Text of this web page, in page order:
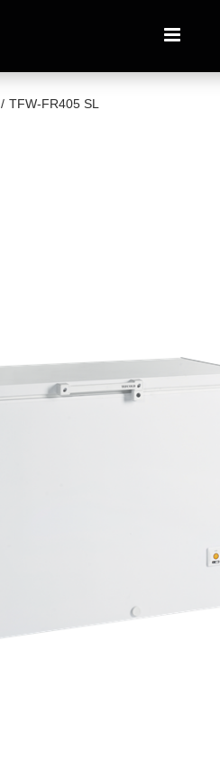
/ TFW-FR405 SL